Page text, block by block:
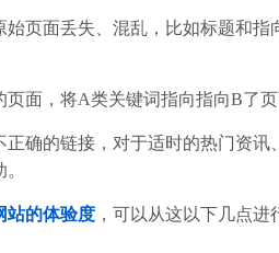
页面丢失、混乱，比如标题和指
面， 将A类关键词指向指向B了页
正确的链接，对于适时的热门资
站的体验度 ，可以从这以下几点进